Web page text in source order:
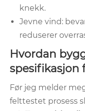
knekk.
Jevne vind:
reduserer
Hvordan
spesifikasjon
Før jeg melder
felttestet prosess